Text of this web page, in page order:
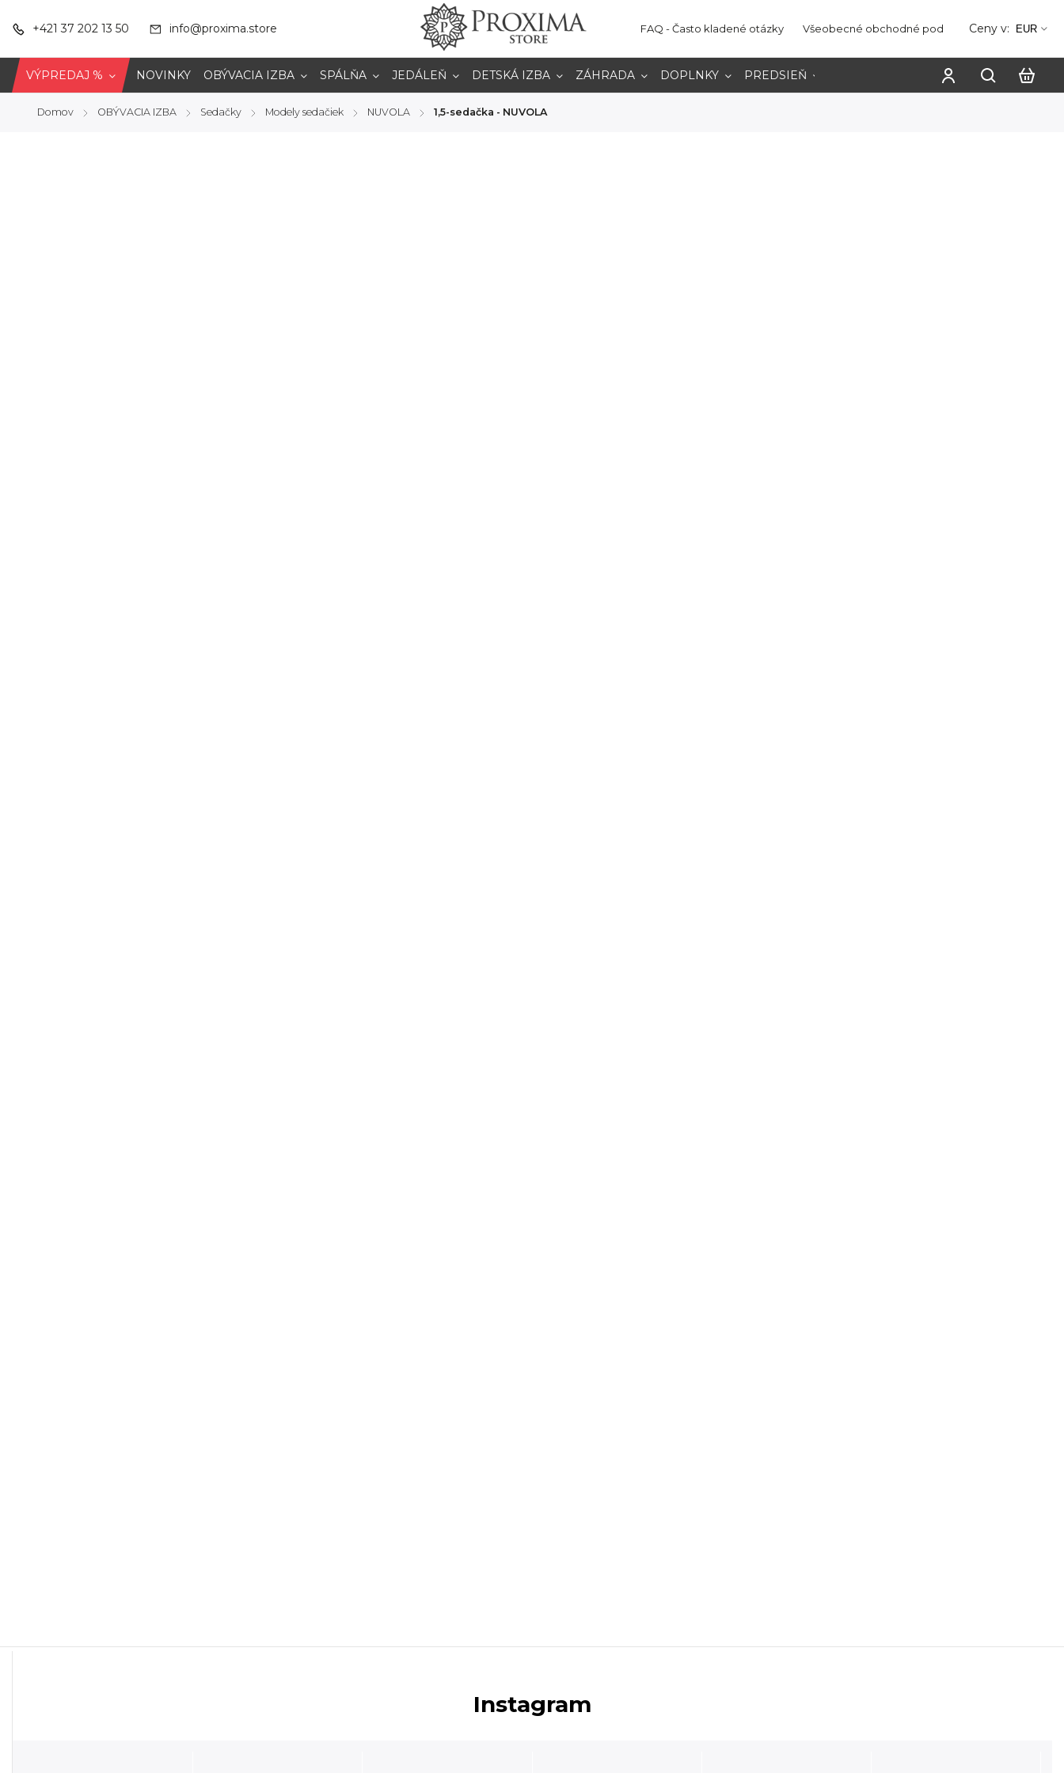
+421 37 202 13 50 info@proxima.store FAQ - Často kladené otázky Všeobecné obchodné podmienky Ochrana
Ceny v: EUR
VÝPREDAJ % NOVINKY OBÝVACIA IZBA SPÁLŇA JEDÁLEŇ DETSKÁ IZBA ZÁHRADA DOPLNKY PREDSIEŇ
Domov / OBÝVACIA IZBA / Sedačky / Modely sedačiek / NUVOLA / 1,5-sedačka - NUVOLA
Instagram